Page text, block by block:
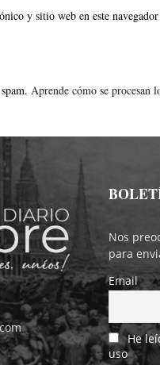
y sitio web en este
Aprende cómo se procesan
Nos
para
Email
He
uso